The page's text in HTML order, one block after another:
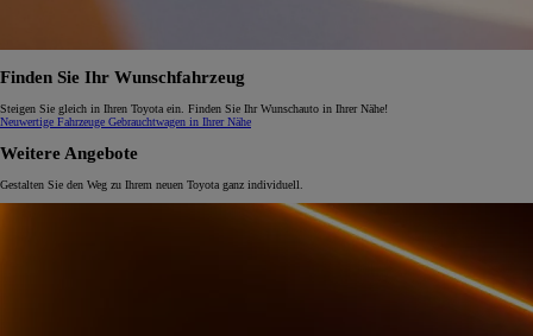
Finden Sie Ihr Wunschfahrzeug
Steigen Sie gleich in Ihren Toyota ein. Finden Sie Ihr Wunschauto in Ihrer Nähe!
Neuwertige Fahrzeuge Gebrauchtwagen in Ihrer Nähe
Weitere Angebote
Gestalten Sie den Weg zu Ihrem neuen Toyota ganz individuell.